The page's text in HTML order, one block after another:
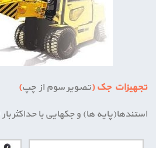
تجهیزات جک (تصویر سوم از چپ)
استندها(پایه ها) و جک­هایی با حداکثر بار 200 تن